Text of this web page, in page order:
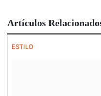
Artículos
ESTILO